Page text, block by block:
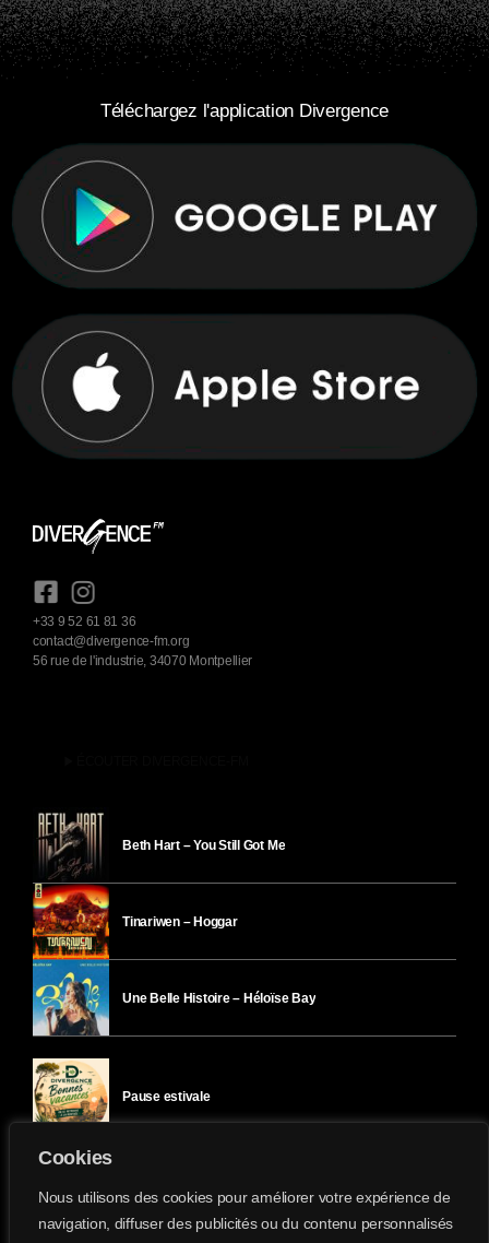
Cookies
Nous utilisons des cookies pour améliorer votre expérience de
navigation, diffuser des publicités ou du contenu personnalisés
Téléchargez l'application Divergence
+33 9 52 61 81 36
contact@divergence-fm.org
56 rue de l'industrie, 34070 Montpellier
Beth Hart – You Still Got Me
Tinariwen – Hoggar
Une Belle Histoire – Héloïse Bay
Pause estivale